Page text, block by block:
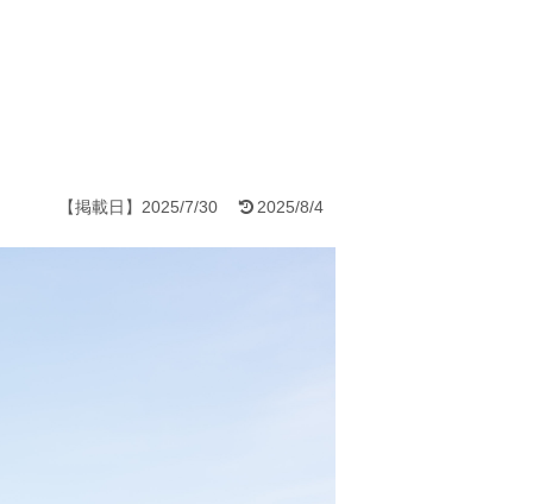
【掲載日】 2025/7/30 2025/8/4